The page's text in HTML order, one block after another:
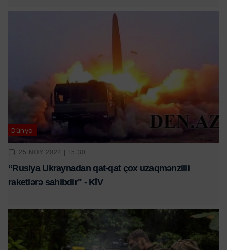
Dünya
25 NOY 2024 | 15:30
“Rusiya Ukraynadan qat-qat çox uzaqmənzilli
raketlərə sahibdir" - KİV